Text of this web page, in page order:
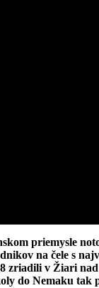
priemysle
na čele s
zriadili v Žiari
do Nemaku tak